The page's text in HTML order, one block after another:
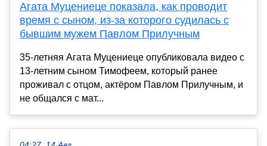
Агата Муцениеце показала, как проводит
время с сыном, из-за которого судилась с
бывшим мужем Павлом Прилучным
35-летняя Агата Муцениеце опубликовала видео с
13-летним сыном Тимофеем, который ранее
проживал с отцом, актёром Павлом Прилучным, и
не общался с мат...